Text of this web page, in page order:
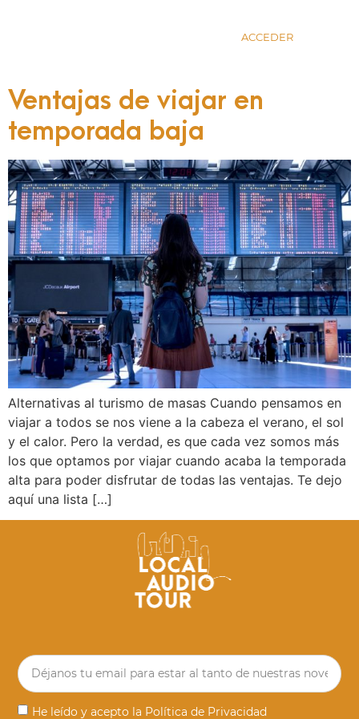
ACCEDER
Ventajas de viajar en
temporada baja
Alternativas al turismo de masas Cuando pensamos en
viajar a todos se nos viene a la cabeza el verano, el sol
y el calor. Pero la verdad, es que cada vez somos más
los que optamos por viajar cuando acaba la temporada
alta para poder disfrutar de todas las ventajas. Te dejo
aquí una lista […]
He leído y acepto la Política de Privacidad